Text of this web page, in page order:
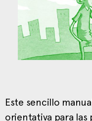
Este sencillo
orientativa para las